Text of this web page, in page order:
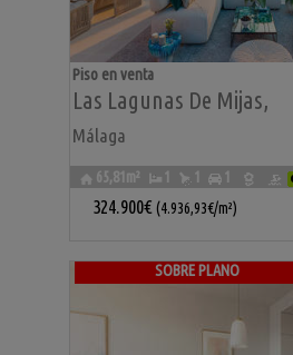
Las Lagunas De Mijas,
Málaga
Piso en venta
65,81m² 1 1 1
324.900€ (4.936,93€/m²)
SOBRE PLANO